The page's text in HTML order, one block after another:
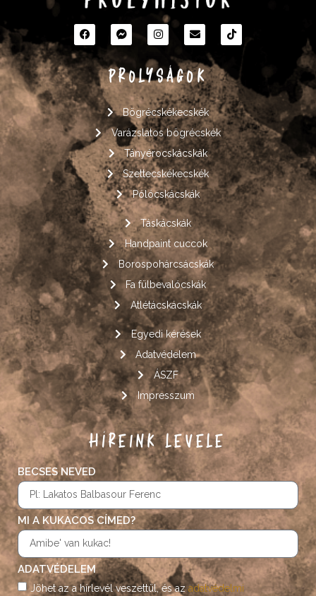
PROLYSÁGOK
Bögrécskékecskék
Varázslatos bögrécskék
Tányérocskácskák
Szettecskékecskék
Pólócskácskák
Táskácskák
Handpaint cuccok
Borospohárcsácskák
Fa fülbevalócskák
Atlétácskácskák
Egyedi kérések
Adatvédelem
ÁSZF
Impresszum
HÍREINK LEVELE
BECSES NEVED
MI A KUKACOS CÍMED?
ADATVÉDELEM
Jöhet az a hírlevél veszettül, és azadatvédelmi